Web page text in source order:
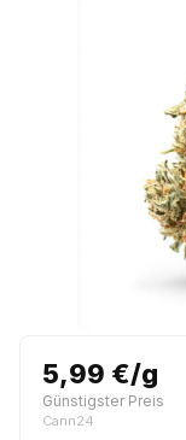
5,99 €/g
Günstigster Preis
Cann24